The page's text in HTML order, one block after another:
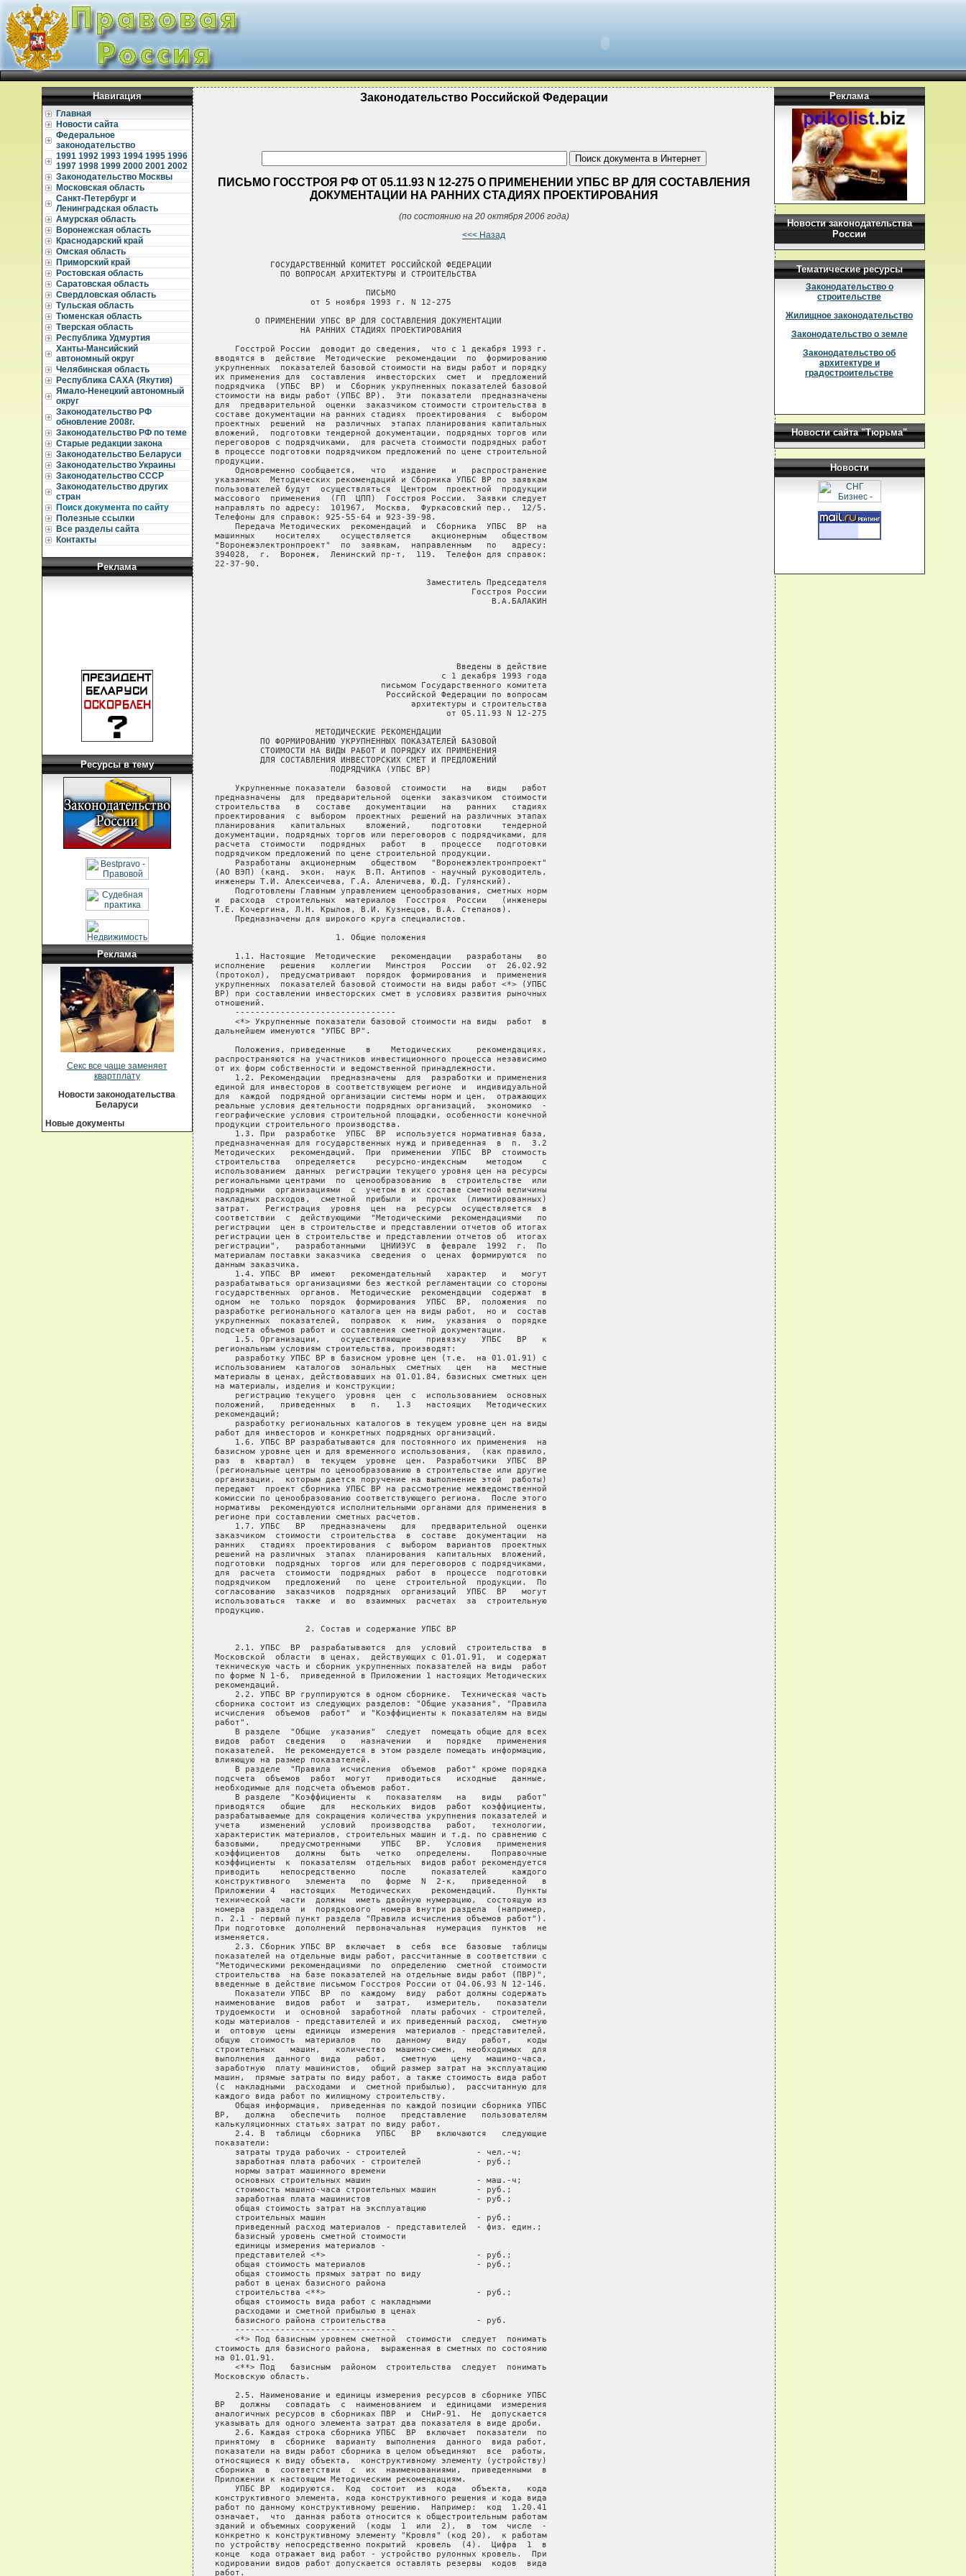
Навигация
Главная
Новости сайта
Федеральное
законодательство
1991 1992 1993 1994 1995 1996
1997 1998 1999 2000 2001 2002
Законодательство Москвы
Московская область
Санкт-Петербург и
Ленинградская область
Амурская область
Воронежская область
Краснодарский край
Омская область
Приморский край
Ростовская область
Саратовская область
Свердловская область
Тульская область
Тюменская область
Тверская область
Республика Удмуртия
Ханты-Мансийский
автономный округ
Челябинская область
Республика САХА (Якутия)
Ямало-Ненецкий автономный
округ
Законодательство РФ
обновление 2008г.
Законодательство РФ по теме
Старые редакции закона
Законодательство Беларуси
Законодательство Украины
Законодательство СССР
Законодательство других
стран
Поиск документа по сайту
Полезные ссылки
Все разделы сайта
Контакты
Реклама
Ресурсы в тему
Реклама
Секс все чаще заменяет
квартплату
Новости законодательства
Беларуси
Новые документы
Законодательство Российской Федерации
ПИСЬМО ГОССТРОЯ РФ ОТ 05.11.93 N 12-275 О ПРИМЕНЕНИИ УПБС ВР ДЛЯ СОСТАВЛЕНИЯ
ДОКУМЕНТАЦИИ НА РАННИХ СТАДИЯХ ПРОЕКТИРОВАНИЯ
(по состоянию на 20 октября 2006 года)
<<< Назад
Реклама
Новости законодательства
России
Тематические ресурсы
Законодательство о
строительстве
Жилищное законодательство
Законодательство о земле
Законодательство об
архитектуре и
градостроительстве
Новости сайта "Тюрьма"
Новости